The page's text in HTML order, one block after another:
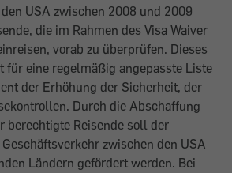
USA zwischen 2008 und 2009
die im Rahmen des Visa Waiver
vorab zu überprüfen. Dieses
für eine regelmäßig angepasste Liste
der Erhöhung der Sicherheit, der
Durch die Abschaffung
berechtigte Reisende soll der
zwischen den USA
Ländern gefördert werden. Bei